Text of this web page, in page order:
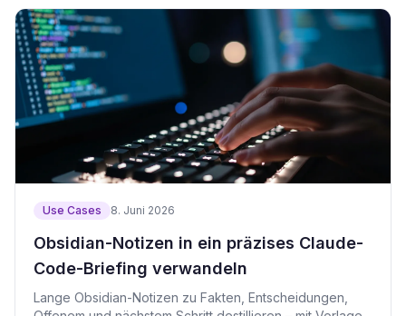
Use Cases 8. Juni 2026
Obsidian-Notizen in ein präzises Claude-
Code-Briefing verwandeln
Lange Obsidian-Notizen zu Fakten, Entscheidungen,